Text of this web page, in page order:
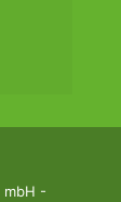
mbH -